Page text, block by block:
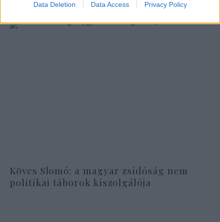
Data Deletion Data Access Privacy Policy
Köves Slomó: a magyar zsidóság nem
politikai táborok kiszolgálója